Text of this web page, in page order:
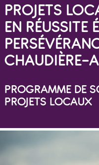
PROJETS
EN RÉUSSITE
CHAUDIÈRE-
PROGRAMME DE
PROJETS LOCAUX